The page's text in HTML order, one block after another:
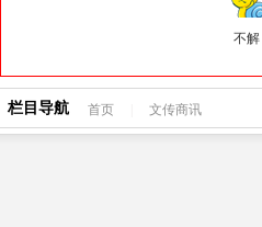
不解
栏目导航 首页 文传商讯